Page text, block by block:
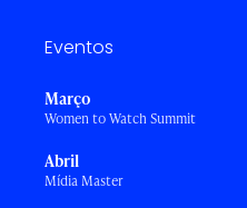
Eventos
Março
Women to Watch Summit
Abril
Mídia Master